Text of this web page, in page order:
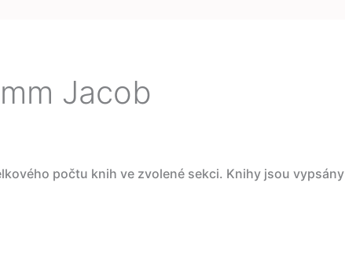
Jacob
počtu knih ve zvolené sekci. Knihy jsou vypsány